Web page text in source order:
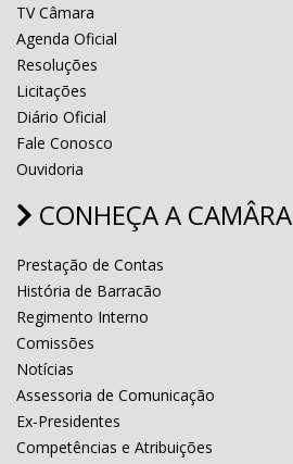
TV Câmara
Agenda Oficial
Resoluções
Licitações
Diário Oficial
Fale Conosco
Ouvidoria
CONHEÇA A CAMÂRA
Prestação de Contas
História de Barracão
Regimento Interno
Comissões
Notícias
Assessoria de Comunicação
Ex-Presidentes
Competências e Atribuições